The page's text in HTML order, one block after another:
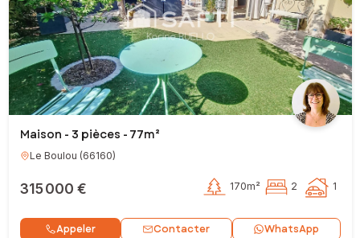
Maison - 3 pièces - 77m²
Le Boulou (66160)
315 000 € 170m² 2 1
Appeler Contacter WhatsApp